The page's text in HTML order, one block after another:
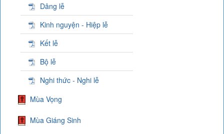
Dâng lễ
Kinh nguyện - Hiệp lễ
Kết lễ
Bộ lễ
Nghi thức - Nghi lễ
Mùa Vọng
Mùa Giáng Sinh